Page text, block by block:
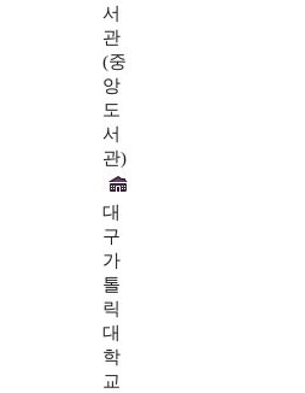
서
관
(중
앙
도
서
관)
대
구
가
톨
릭
대
학
교